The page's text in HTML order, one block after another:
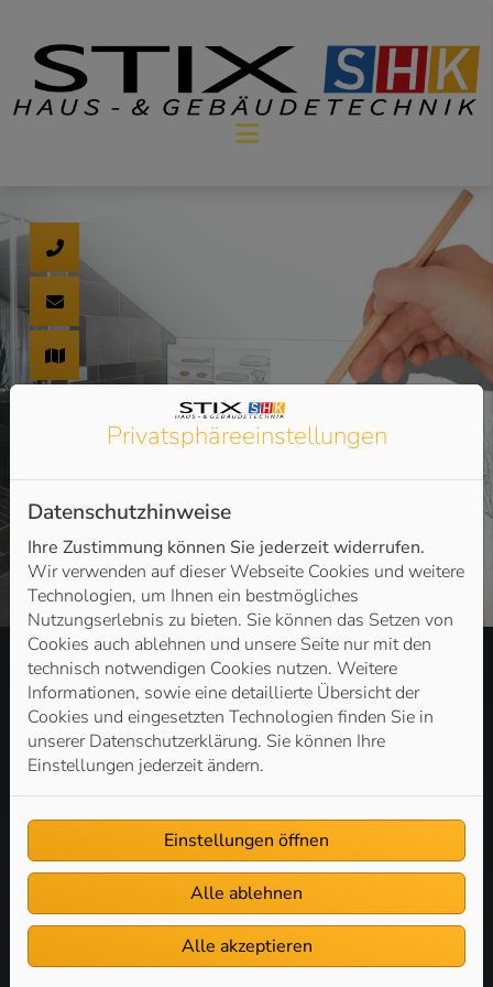
Kontakt
Stix SHK Haus & Gebäudetechnik Inh. Felix Stix
Breisacher Str. 3
40468 Düsseldorf
Telefon: 0211 15 89 00 34
E-Mail:
info@stix-shk.de
Öffnungszeiten
Montag – Donnerstag:
Privatsphäre­einstellungen
Datenschutzhinweise
Ihre Zustimmung können Sie jederzeit widerrufen.
Wir verwenden auf dieser Webseite Cookies und weitere
Technologien, um Ihnen ein bestmögliches
Nutzungserlebnis zu bieten. Sie können das Setzen von
Cookies auch ablehnen und unsere Seite nur mit den
technisch notwendigen Cookies nutzen. Weitere
Informationen, sowie eine detaillierte Übersicht der
Cookies und eingesetzten Technologien finden Sie in
unserer Datenschutzerklärung. Sie können Ihre
Einstellungen jederzeit ändern.
Einstellungen öffnen
Alle ablehnen
Alle akzeptieren